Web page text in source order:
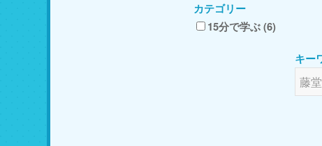
カテゴリー
15分で学ぶ (6)
キー